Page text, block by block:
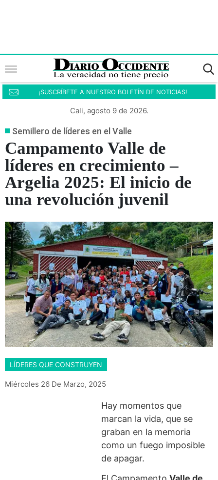
¡SUSCRÍBETE A NUESTRO BOLETÍN DE NOTICIAS!
Cali, agosto 9 de 2026.
Semillero de líderes en el Valle
Campamento Valle de
líderes en crecimiento –
Argelia 2025: El inicio de
una revolución juvenil
LÍDERES QUE CONSTRUYEN
Miércoles 26 De Marzo, 2025
Hay momentos que
marcan la vida, que se
graban en la memoria
como un fuego imposible
de apagar.